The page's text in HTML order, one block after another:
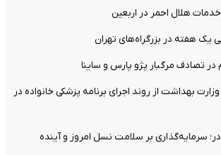
خدمات هلال احمر در اربعین
بهداشت از روند اجرای برنامه پزشکی خانواده در
سرمایه‌گذاری بر سلامت نسل امروز و آینده